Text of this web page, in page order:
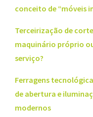
conceito de “móveis
Terceirização de
maquinário próprio
serviço?
Ferragens
de abertura e
modernos